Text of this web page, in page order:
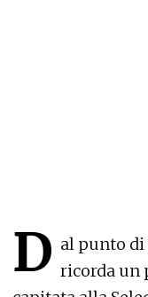
D al punto di
ricorda un